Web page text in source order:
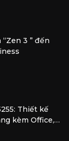
3 ” đến
Thiết kế
kèm Office,